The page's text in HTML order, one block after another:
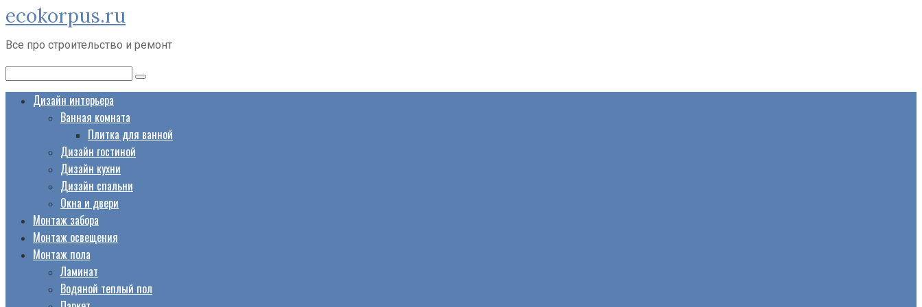
Перейти
к
контенту
ecokorpus.ru
Все про строительство и ремонт
Дизайн интерьера
Ванная комната
Плитка для ванной
Дизайн гостиной
Дизайн кухни
Дизайн спальни
Окна и двери
Монтаж забора
Монтаж освещения
Монтаж пола
Ламинат
Водяной теплый пол